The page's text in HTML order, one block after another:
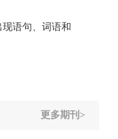
语句、词语和
更多期刊>